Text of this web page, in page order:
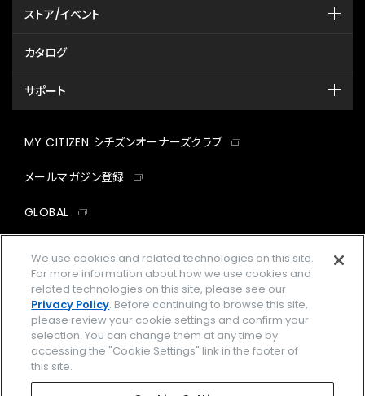
ストア/イベント
カタログ
サポート
MY CITIZEN シチズンオーナーズクラブ
メールマガジン登録
GLOBAL
facebookinstagramtwitter
企業情報 ご利用規約
プライバシーポリシー Cookies Settings
We use cookies and related technologies on this site.
For more information about how we use cookies and
related technologies on this site, please see our
Privacy Policy. Before continuing to browse this site,
please review your cookie settings and confirm your
selection. You can change them at any time by
accessing the "Cookie Settings" link in the footer of
this site.